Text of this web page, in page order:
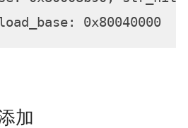
[+] Possible load_base: 0x80040000
加